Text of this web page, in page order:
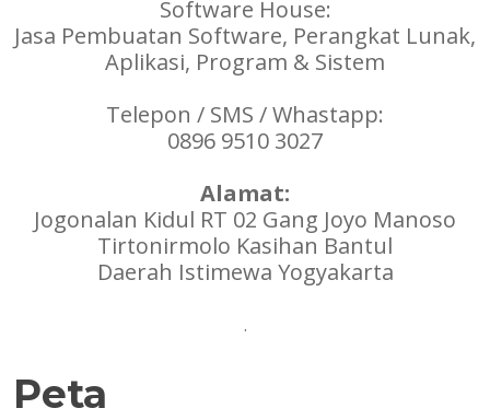
Software House:
Jasa Pembuatan Software, Perangkat Lunak,
Aplikasi, Program & Sistem
Telepon / SMS / Whastapp:
0896 9510 3027
Alamat:
Jogonalan Kidul RT 02 Gang Joyo Manoso
Tirtonirmolo Kasihan Bantul
Daerah Istimewa Yogyakarta
.
Peta